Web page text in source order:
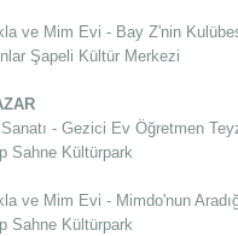
ve Mim Evi - Bay Z'nin
Şapeli Kültür Merkezi
- Gezici Ev Öğretmen
Sahne Kültürpark
ve Mim Evi - Mimdo'nun
Sahne Kültürpark